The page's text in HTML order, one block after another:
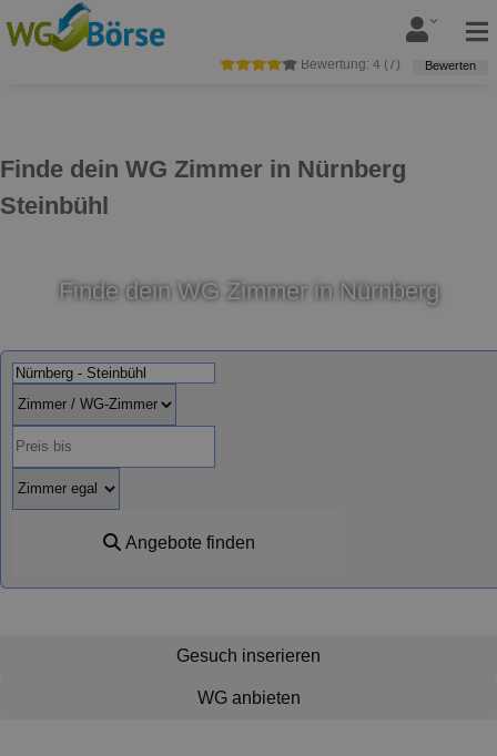
Finde dein WG Zimmer in Nürnberg
Steinbühl
Bewertung: 4 ( 7) Bewerten
Finde dein WG Zimmer in Nürnberg
Angebote finden
Gesuch inserieren
WG anbieten